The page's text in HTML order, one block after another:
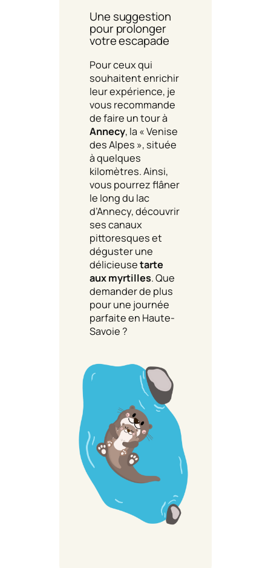
Une suggestion
pour prolonger
votre escapade
Pour ceux qui
souhaitent enrichir
leur expérience, je
vous recommande
de faire un tour à
Annecy, la « Venise
des Alpes », située
à quelques
kilomètres. Ainsi,
vous pourrez flâner
le long du lac
d’Annecy, découvrir
ses canaux
pittoresques et
déguster une
délicieusetarte
aux myrtilles. Que
demander de plus
pour une journée
parfaite en Haute-
Savoie ?